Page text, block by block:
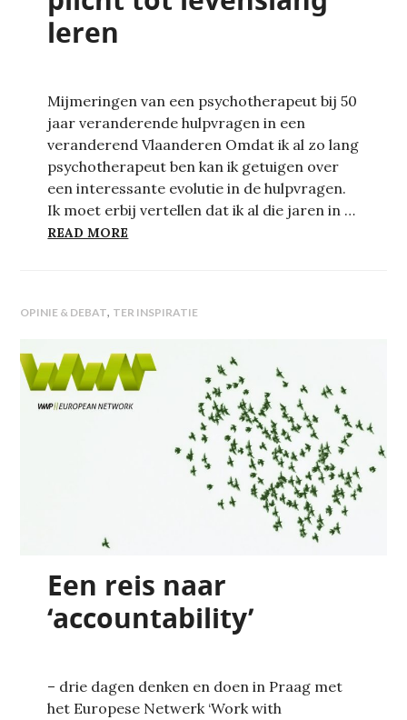
leren
Mijmeringen van een psychotherapeut bij 50
jaar veranderende hulpvragen in een
veranderend Vlaanderen Omdat ik al zo lang
psychotherapeut ben kan ik getuigen over
een interessante evolutie in de hulpvragen.
Ik moet erbij vertellen dat ik al die jaren in …
READ MORE
OPINIE & DEBAT, TER INSPIRATIE
Een reis naar
‘accountability’
– drie dagen denken en doen in Praag met
het Europese Netwerk ‘Work with